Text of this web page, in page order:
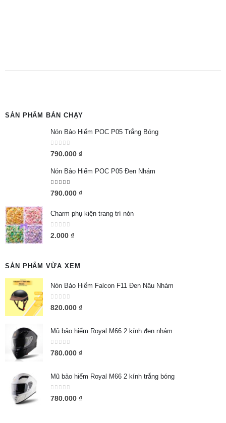
SẢN PHẨM BÁN CHẠY
Nón Bảo Hiểm POC P05 Trắng Bóng
0out of 5
790.000 ₫
Nón Bảo Hiểm POC P05 Đen Nhám
5.00 out of 5
790.000 ₫
Charm phụ kiện trang trí nón
0 out of 5
2.000 ₫
SẢN PHẨM VỪA XEM
Nón Bảo Hiểm Falcon F11 Đen Nâu Nhám
0out of 5
820.000 ₫
Mũ bảo hiểm Royal M66 2 kính đen nhám
0out of 5
780.000 ₫
Mũ bảo hiểm Royal M66 2 kính trắng bóng
0out of 5
780.000 ₫